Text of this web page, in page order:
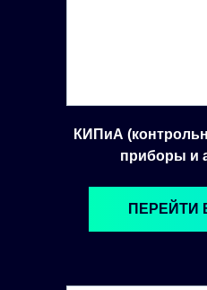
КИПиА
приборы и
ПЕРЕЙТИ